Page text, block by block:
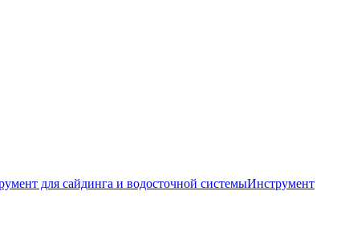
для сайдинга и водосточной системыИнструмент